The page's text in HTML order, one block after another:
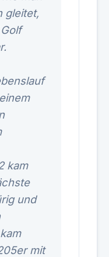
gleitet,
kam
und
mit